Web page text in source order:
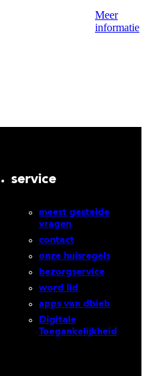
Meer
informatie
service
meest gestelde
vragen
contact
onze huisregels
bezorgservice
word lid
apps van dbieb
Digitale
Toegankelijkheid